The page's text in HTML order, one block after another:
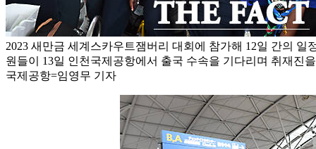
2023 새만금 세계스카우트잼버리 대회에 참가해 12일 간의 일
원들이 13일 인천국제공항에서 출국 수속을 기다리며 취재진
국제공항=임영무 기자